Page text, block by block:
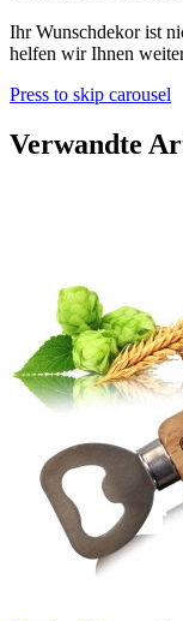
Ihr Wunschdekor ist
helfen wir Ihnen
Press to skip carousel
Verwandte